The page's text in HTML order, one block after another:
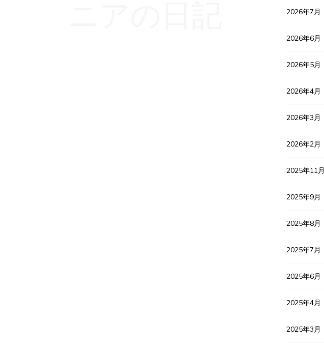
2026年7月
2026年6月
2026年5月
2026年4月
2026年3月
2026年2月
2025年11月
2025年9月
2025年8月
2025年7月
2025年6月
2025年4月
2025年3月